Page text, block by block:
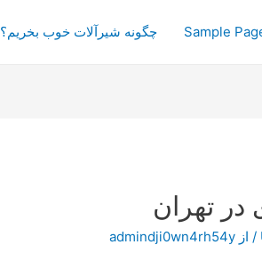
Sample چگونه شیرآلات خوب بخریم؟
تهران
/ از admindji0wn4rh54y